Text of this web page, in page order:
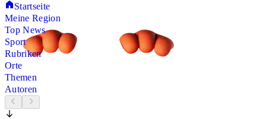
Startseite
Meine Region
Top News
Sport
Rubriken
Orte
Themen
Autoren